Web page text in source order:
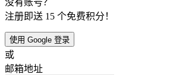
没有账号？
注册即送 15 个免费积分！
使用 Google 登录
或
邮箱地址